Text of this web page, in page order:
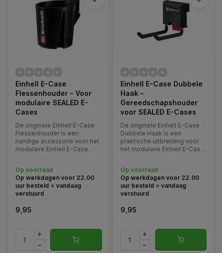
Einhell E-Case
Flessenhouder – Voor
modulaire SEALED E-
Cases
De originele Einhell E-Case
Flessenhouder is een
handige accessoire voor het
modulaire Einhell E-Case
Op voorraad
Op werkdagen voor 22.00
uur besteld = vandaag
verstuurd
9,95
Einhell E-Case Dubbele
Haak –
Gereedschapshouder
voor SEALED E-Cases
De originele Einhell E-Case
Dubbele Haak is een
praktische uitbreiding voor
het modulaire Einhell E-Case
Op voorraad
Op werkdagen voor 22.00
uur besteld = vandaag
verstuurd
9,95